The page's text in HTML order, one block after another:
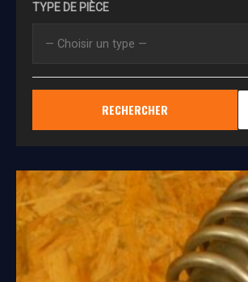
TYPE DE PIÈCE
RECHERCHER